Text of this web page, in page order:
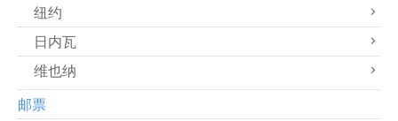
纽约
日内瓦
维也纳
邮票